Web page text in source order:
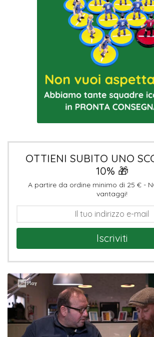
OTTIENI SUBITO UNO
10% 🎁
A partire da ordine minimo di 25 € -
vantaggi!
Iscriviti